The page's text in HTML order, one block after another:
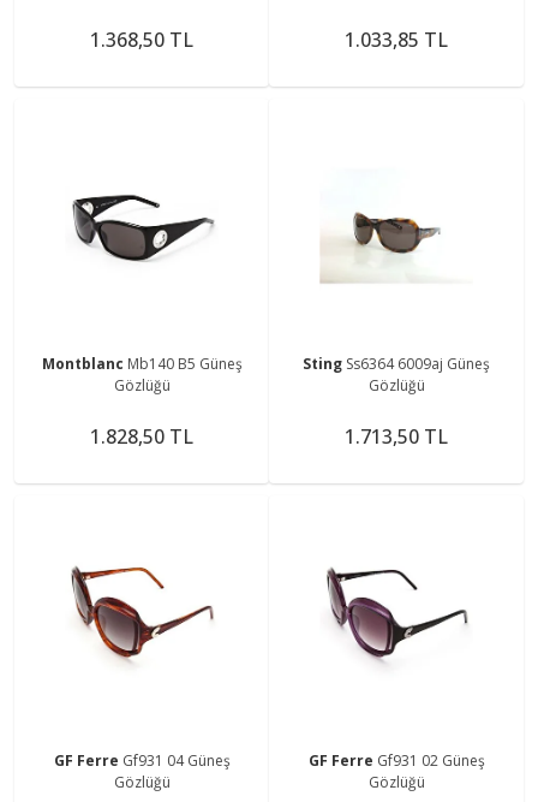
1.368,50 TL 1.033,85 TL
Montblanc Mb140 B5 Güneş
Gözlüğü
1.828,50 TL
Sting Ss6364 6009aj Güneş
Gözlüğü
1.713,50 TL
GF Ferre Gf931 04 Güneş
Gözlüğü
GF Ferre Gf931 02 Güneş
Gözlüğü